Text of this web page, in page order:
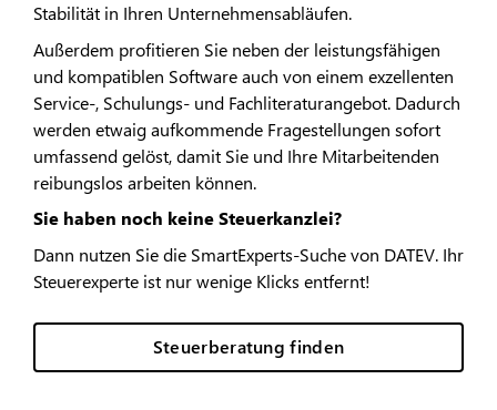
Stabilität in Ihren Unternehmensabläufen. ​​
Außerdem profitieren Sie neben der leistungsfähigen
und kompatiblen Software auch von einem exzellenten
Service-, Schulungs- und Fachliteraturangebot. Dadurch
werden etwaig aufkommende Fragestellungen sofort
umfassend gelöst, damit Sie und Ihre Mitarbeitenden
reibungslos arbeiten können.​
Sie haben noch keine Steuerkanzlei?
Dann nutzen Sie die SmartExperts-Suche von DATEV. Ihr
Steuerexperte ist nur wenige Klicks entfernt!
Steuerberatung finden